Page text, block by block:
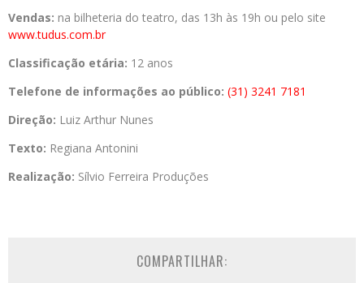
Vendas: na bilheteria do teatro, das 13h às 19h ou pelo site
www.tudus.com.br
Classificação etária: 12 anos
Telefone de informações ao público: (31) 3241 7181
Direção: Luiz Arthur Nunes
Texto: Regiana Antonini
Realização: Sílvio Ferreira Produções
COMPARTILHAR: